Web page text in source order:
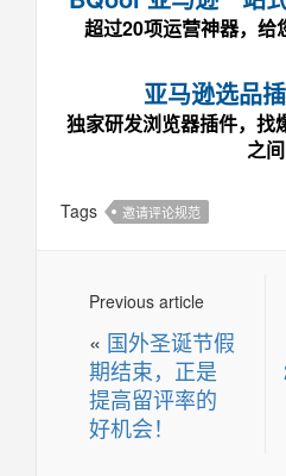
超过20项运营神器，给
亚马逊选品
独家研发浏览器插件，找
之间
Tags 邀请评论规范
Previous article
« 国外圣诞节假
期结束，正是
提高留评率的
好机会！